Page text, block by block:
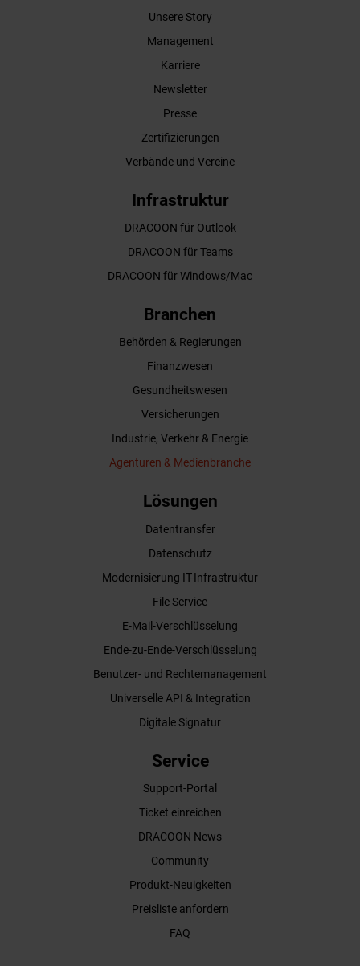
Unsere Story
Management
Karriere
Newsletter
Presse
Zertifizierungen
Verbände und Vereine
Infrastruktur
DRACOON für Outlook
DRACOON für Teams
DRACOON für Windows/Mac
Branchen
Behörden & Regierungen
Finanzwesen
Gesundheitswesen
Versicherungen
Industrie, Verkehr & Energie
Agenturen & Medienbranche
Lösungen
Datentransfer
Datenschutz
Modernisierung IT-Infrastruktur
File Service
E-Mail-Verschlüsselung
Ende-zu-Ende-Verschlüsselung
Benutzer- und Rechtemanagement
Universelle API & Integration
Digitale Signatur
Service
Support-Portal
Ticket einreichen
DRACOON News
Community
Produkt-Neuigkeiten
Preisliste anfordern
FAQ